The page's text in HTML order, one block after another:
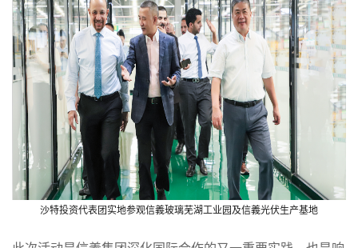
沙特投资代表团实地参观信義玻璃芜湖工业园及信義光伏生产基地